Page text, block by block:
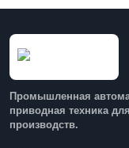
Промышленная
приводная техника для
производств.